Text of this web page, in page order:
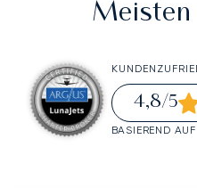
Meisten
4,8/5
BASIEREND